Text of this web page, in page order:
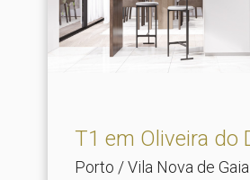
T1 em Oliveira do
Porto / Vila Nova de